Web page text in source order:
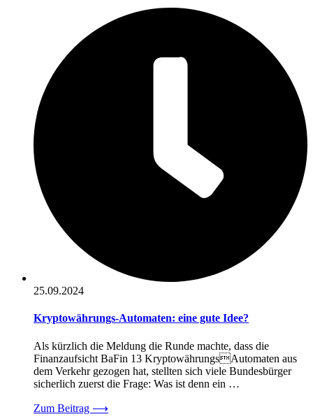
25.09.2024
Kryptowährungs-Automaten: eine gute Idee?
Als kürzlich die Meldung die Runde machte, dass die
Finanzaufsicht BaFin 13 KryptowährungsAutomaten aus
dem Verkehr gezogen hat, stellten sich viele Bundesbürger
sicherlich zuerst die Frage: Was ist denn ein …
Zum Beitrag ⟶